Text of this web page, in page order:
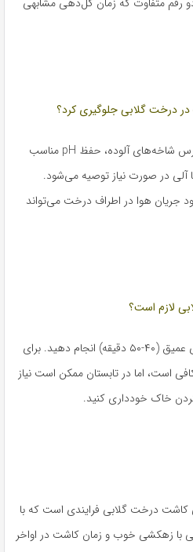
برای پیشگیری از بیماری آتشک، هرس شاخه‌های آلوده، حفظ pH مناسب
آلی در صورت نیاز توصیه می‌شود.
جریان هوا در اطراف درخت می‌تواند
در سال اول، هفته‌ای ۱ تا ۲ بار آبیاری عمیق (۴۰-۵۰ دقیقه) انجام دهید. برای
تا ۱۰ روز یک‌بار کافی است، اما در تابستان ممکن است نیاز
خاک خودداری کنید.
کاشت درخت گلابی فرایندی است که با
با زهکشی خوب و زمان کاشت در اواخر